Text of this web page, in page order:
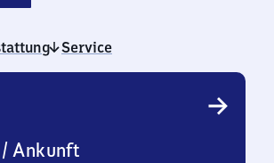
Service
Ankunft